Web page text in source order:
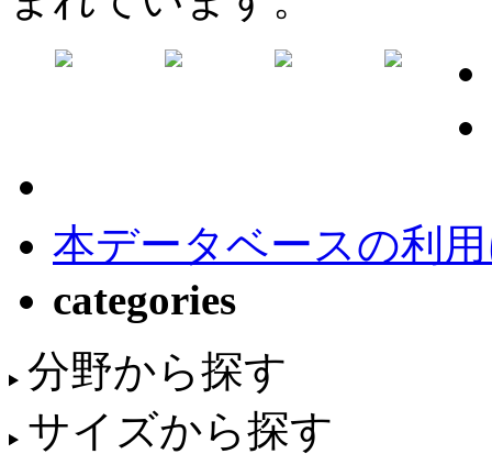
本データベースの利
categories
分野から探す
サイズから探す